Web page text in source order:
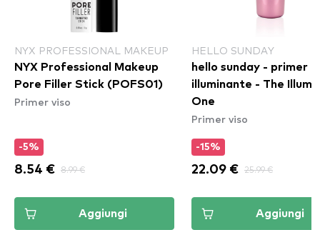
NYX PROFESSIONAL MAKEUP
NYX Professional Makeup
Pore Filler Stick (POFS01)
Primer viso
-5%
8.54 € 8.99 €
Aggiungi
HELLO SUNDAY
hello sunday - primer
illuminante - The
One
Primer viso
-15%
22.09 € 25.99 €
Aggiungi